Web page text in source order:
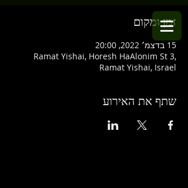
זמן ומקום
15 בדצמ׳ 2022, 20:00
Ramat Yishai, Horesh HaAlonim St 3,
Ramat Yishai, Israel
שתף את האירוע